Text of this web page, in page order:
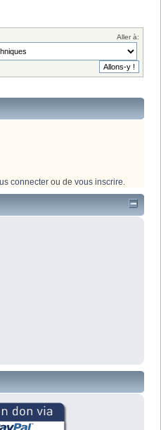
Aller à:
connecter ou de vous inscrire.